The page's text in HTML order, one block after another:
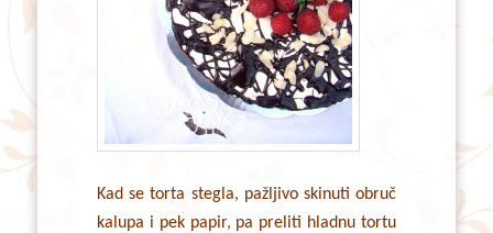
Kad se torta stegla, pažljivo skinuti obruč
kalupa i pek papir, pa preliti hladnu tortu